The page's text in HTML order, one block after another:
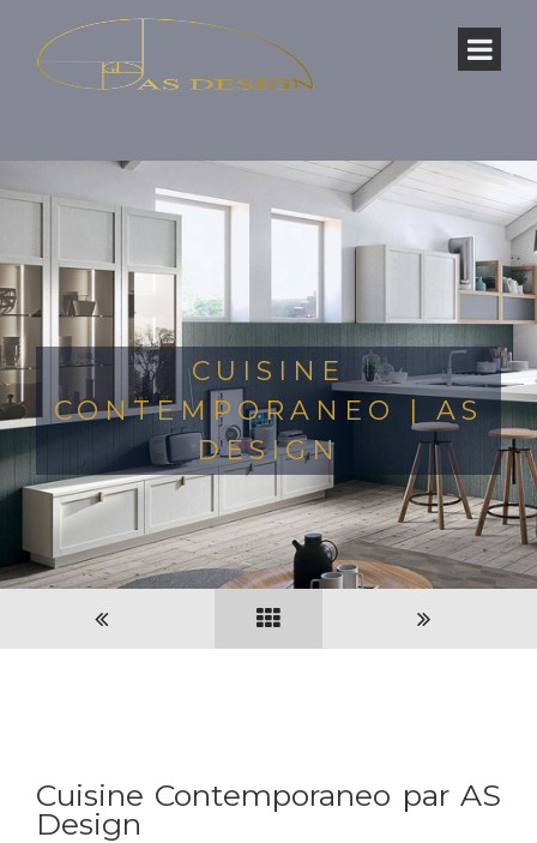
CUISINE
CONTEMPORANEO | AS
DESIGN
Cuisine Contemporaneo par AS
Design